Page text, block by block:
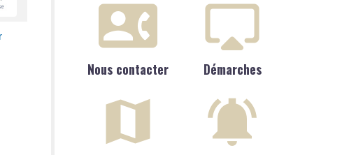
Nous contacter Démarches